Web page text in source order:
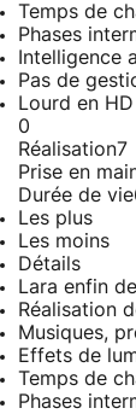
Temps de
Phases
Intelligence
Pas de
Lourd en
0
Réalisation7
Prise en
Durée de vie
Les plus
Les moins
Détails
Lara enfin
Réalisation
Musiques,
Effets de
Temps de
Phases